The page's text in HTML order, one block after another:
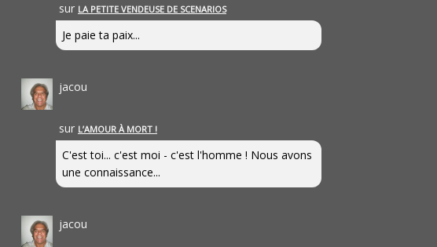
sur LA PETITE VENDEUSE DE SCENARIOS
Je paie ta paix...
jacou
sur L’AMOUR À MORT !
C'est toi... c'est moi - c'est l'homme ! Nous avons
une connaissance...
jacou